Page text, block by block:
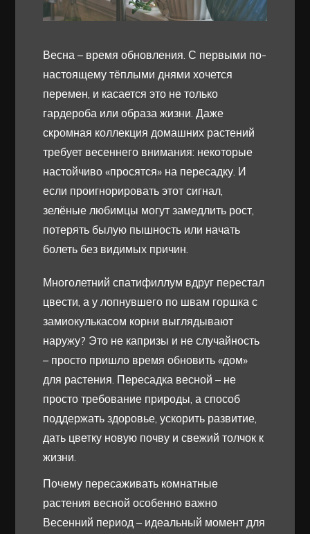
Весна – время обновления. С первыми по-
настоящему тёплыми днями хочется
перемен, и касается это не только
гардероба или образа жизни. Даже
скромная коллекция домашних растений
требует весеннего внимания: некоторые
настойчиво «просятся» на пересадку. И
если проигнорировать этот сигнал,
зелёные любимцы могут замедлить рост,
потерять былую пышность или начать
болеть без видимых причин.
Многолетний спатифиллум вдруг перестал
цвести, а у лопнувшего по швам горшка с
замиокулькасом корни выглядывают
наружу? Это не капризы и не случайность
– просто пришло время обновить «дом»
для растения. Пересадка весной – не
просто требование природы, а способ
поддержать здоровье, ускорить развитие,
дать цветку новую почву и свежий толчок к
жизни.
Почему пересаживать комнатные
растения весной особенно важно
Весенний период – идеальный момент для